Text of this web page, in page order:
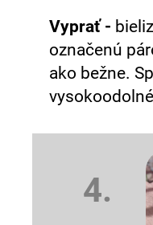
Vyprať -
označenú
ako bežne.
4.